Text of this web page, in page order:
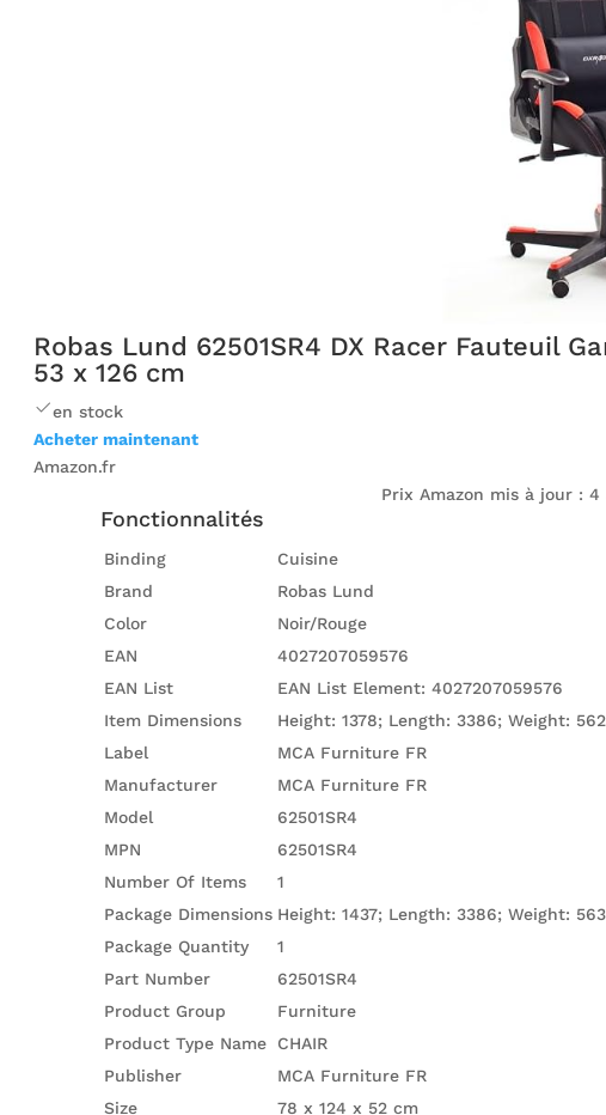
Robas Lund 62501SR4 DX Racer Fauteuil
53 x 126 cm
en stock
Acheter maintenant
Amazon.fr
Prix ​​Amazon mis à jour : 4
Fonctionnalités
Binding
Cuisine
Brand
Robas Lund
Color
Noir/Rouge
EAN
4027207059576
EAN List
EAN List Element: 4027207059576
Item Dimensions
Height: 1378; Length: 3386; Weight:
Label
MCA Furniture FR
Manufacturer
MCA Furniture FR
Model
62501SR4
MPN
62501SR4
Number Of Items
1
Package Dimensions Height: 1437; Length: 3386; Weight:
Package Quantity
1
Part Number
62501SR4
Product Group
Furniture
Product Type Name
CHAIR
Publisher
MCA Furniture FR
Size
78 x 124 x 52 cm